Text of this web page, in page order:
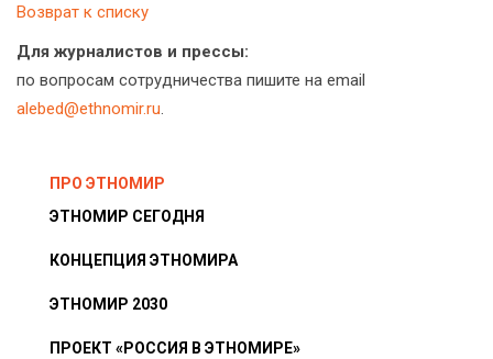
Возврат к списку
Для журналистов и прессы:
по вопросам сотрудничества пишите на email
alebed@ethnomir.ru.
ПРО ЭТНОМИР
ЭТНОМИР СЕГОДНЯ
КОНЦЕПЦИЯ ЭТНОМИРА
ЭТНОМИР 2030
ПРОЕКТ «РОССИЯ В ЭТНОМИРЕ»